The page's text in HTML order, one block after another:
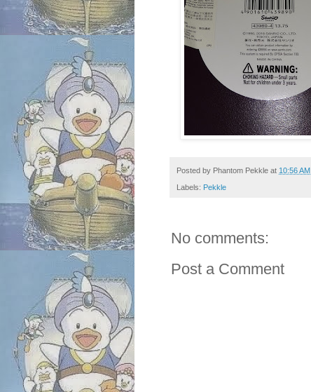
Posted by Phantom Pekkle at 10:56 AM
Labels: Pekkle
No comments:
Post a Comment